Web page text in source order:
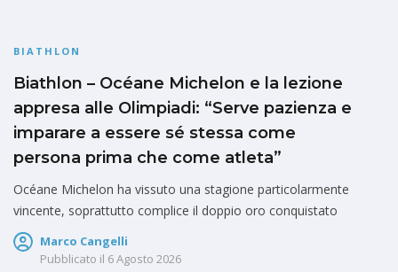
BIATHLON
Biathlon – Océane Michelon e la lezione
appresa alle Olimpiadi: “Serve pazienza e
imparare a essere sé stessa come
persona prima che come atleta”
Océane Michelon ha vissuto una stagione particolarmente
vincente, soprattutto complice il doppio oro conquistato
Marco Cangelli
Pubblicato il 6 Agosto 2026